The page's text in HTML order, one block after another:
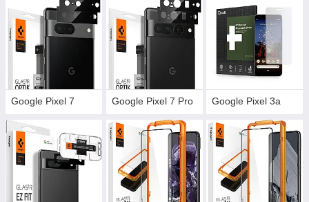
Google Pixel 7 Google Pixel 7 Pro Google Pixel 3a